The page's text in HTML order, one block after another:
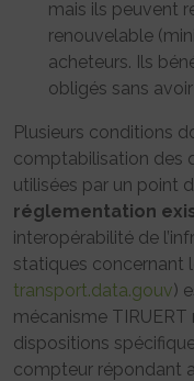
mais ils peuvent
renouvelable
acheteurs. Ils
obligés sans
Plusieurs conditions
comptabilisation des
utilisées par un point
réglementation
interopérabilité de
statiques concernant
transport.data.gouv)
mécanisme
dispositions
compteur répondant